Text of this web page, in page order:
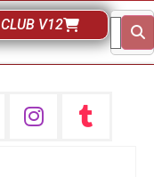
CLUB V12